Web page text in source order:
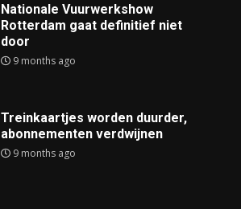
Nationale Vuurwerkshow
Rotterdam gaat definitief niet
door
9 months ago
Treinkaartjes worden duurder,
abonnementen verdwijnen
9 months ago